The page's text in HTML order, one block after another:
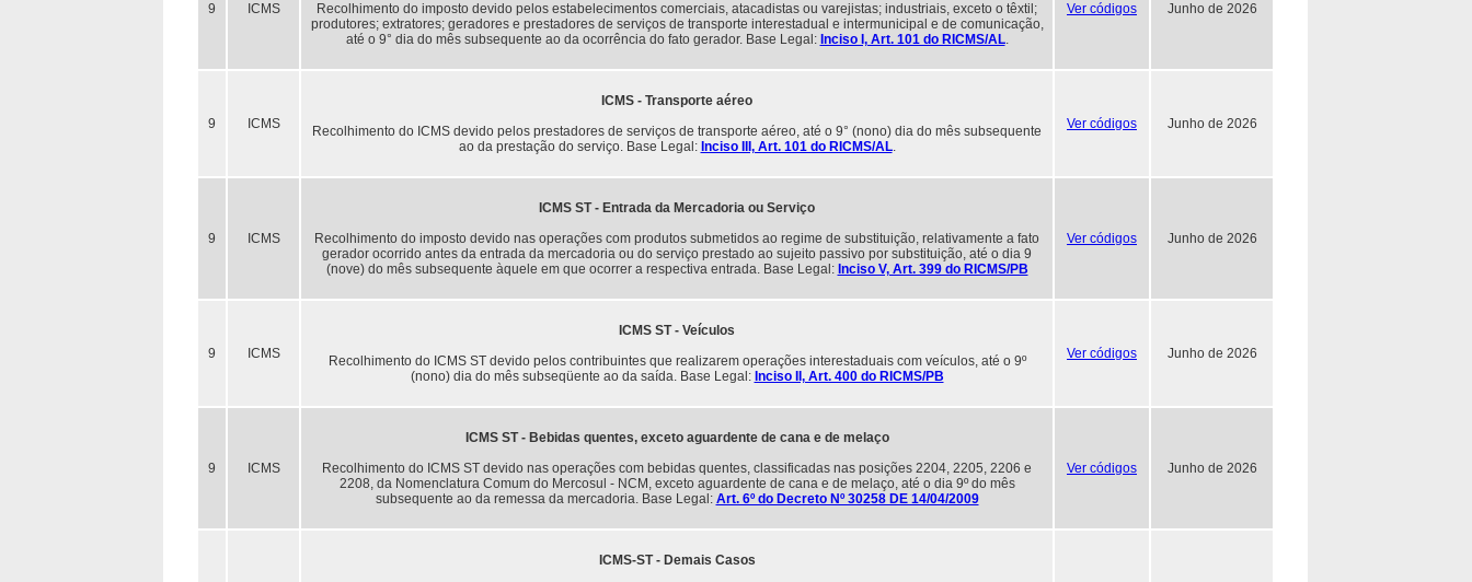
9 ICMS
Recolhimento do imposto devido pelos estabelecimentos comerciais, atacadistas ou varejistas; industriais, exceto o têxtil;
produtores; extratores; geradores e prestadores de serviços de transporte interestadual e intermunicipal e de comunicação,
até o 9° dia do mês subsequente ao da ocorrência do fato gerador. Base Legal: Inciso I, Art. 101 do RICMS/AL.
Ver códigos Junho de 2026
9 ICMS
ICMS - Transporte aéreo
Recolhimento do ICMS devido pelos prestadores de serviços de transporte aéreo, até o 9° (nono) dia do mês subsequente
ao da prestação do serviço. Base Legal: Inciso III, Art. 101 do RICMS/AL.
Ver códigos Junho de 2026
9 ICMS
ICMS ST - Entrada da Mercadoria ou Serviço
Recolhimento do imposto devido nas operações com produtos submetidos ao regime de substituição, relativamente a fato
gerador ocorrido antes da entrada da mercadoria ou do serviço prestado ao sujeito passivo por substituição, até o dia 9
(nove) do mês subsequente àquele em que ocorrer a respectiva entrada. Base Legal: Inciso V, Art. 399 do RICMS/PB
Ver códigos Junho de 2026
9 ICMS
ICMS ST - Veículos
Recolhimento do ICMS ST devido pelos contribuintes que realizarem operações interestaduais com veículos, até o 9º
(nono) dia do mês subseqüente ao da saída. Base Legal: Inciso II, Art. 400 do RICMS/PB
Ver códigos Junho de 2026
9 ICMS
ICMS ST - Bebidas quentes, exceto aguardente de cana e de melaço
Recolhimento do ICMS ST devido nas operações com bebidas quentes, classificadas nas posições 2204, 2205, 2206 e
2208, da Nomenclatura Comum do Mercosul - NCM, exceto aguardente de cana e de melaço, até o dia 9º do mês
subsequente ao da remessa da mercadoria. Base Legal: Art. 6º do Decreto Nº 30258 DE 14/04/2009
Ver códigos Junho de 2026
ICMS-ST - Demais Casos